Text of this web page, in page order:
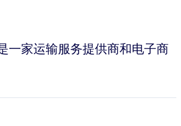
一家运输服务提供商和电子商